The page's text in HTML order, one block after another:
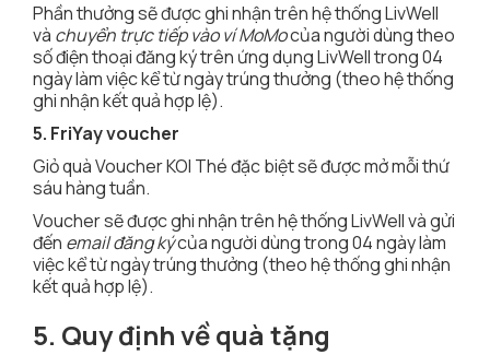
Phần thưởng sẽ được ghi nhận trên hệ thống LivWell
và chuyển trực tiếp vào ví MoMocủa người dùng theo
số điện thoại đăng ký trên ứng dụng LivWell trong 04
ngày làm việc kể từ ngày trúng thưởng (theo hệ thống
ghi nhận kết quả hợp lệ).
5. FriYay voucher
Giỏ quà Voucher KOI Thé đặc biệt sẽ được mở mỗi thứ
sáu hàng tuần.
Voucher sẽ được ghi nhận trên hệ thống LivWell và gửi
đến email đăng kýcủa người dùng trong 04 ngày làm
việc kể từ ngày trúng thưởng (theo hệ thống ghi nhận
kết quả hợp lệ).
5. Quy định về quà tặng